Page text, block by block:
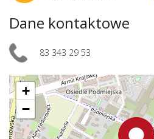
Dane kontaktowe
83 343 29 53
+
−